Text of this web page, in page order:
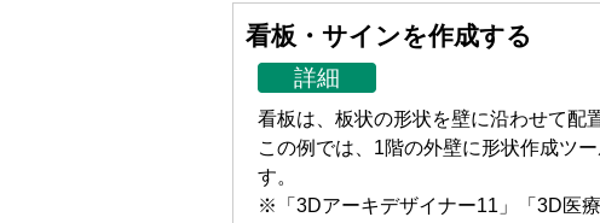
看板・サインを作成する
詳細
看板は、板状の形状を壁に沿わせて配
この例では、1階の外壁に形状作成ツ
す。
※「3Dアーキデザイナー11」「3D医